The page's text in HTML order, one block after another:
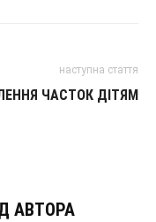
наступна стаття
ЧАСТОК ДІТЯМ
АВТОРА